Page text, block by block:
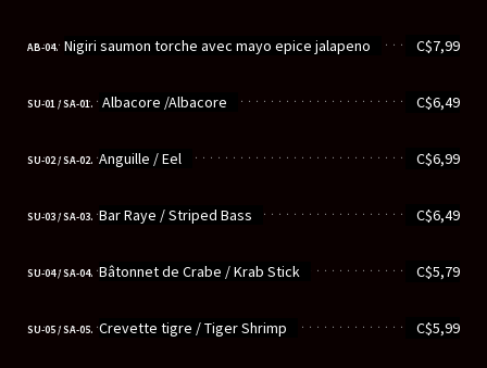
AB-04. C$7,99
Nigiri saumon torche avec mayo epice jalapeno
SU-01 / SA-01. C$6,49
Albacore /Albacore
SU-02 / SA-02. C$6,99
Anguille / Eel
SU-03 / SA-03. C$6,49
Bar Raye / Striped Bass
SU-04 / SA-04. C$5,79
Bâtonnet de Crabe / Krab Stick
SU-05 / SA-05. C$5,99
Crevette tigre / Tiger Shrimp